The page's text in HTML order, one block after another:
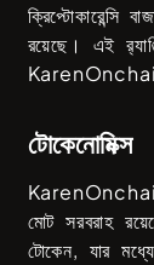
ক্রিপ্টোকারেন্সি
রয়েছে। এই
টোকেনোমিক্স
মোট সরবরাহ
টোকেন, যার মধ্যে